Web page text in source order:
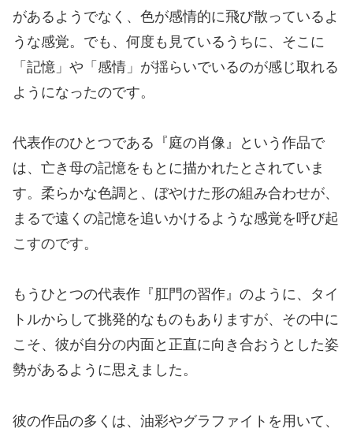
があるようでなく、色が感情的に飛び散っているよ
うな感覚。でも、何度も見ているうちに、そこに
「記憶」や「感情」が揺らいでいるのが感じ取れる
ようになったのです。
代表作のひとつである『庭の肖像』という作品で
は、亡き母の記憶をもとに描かれたとされていま
す。柔らかな色調と、ぼやけた形の組み合わせが、
まるで遠くの記憶を追いかけるような感覚を呼び起
こすのです。
もうひとつの代表作『肛門の習作』のように、タイ
トルからして挑発的なものもありますが、その中に
こそ、彼が自分の内面と正直に向き合おうとした姿
勢があるように思えました。
彼の作品の多くは、油彩やグラファイトを用いて、